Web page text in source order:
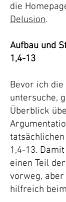
die
Delusion.
Aufbau und
1,4-13
Bevor ich
untersuche,
Überblick
tatsächlichen
1,4-13.
einen Teil
vorweg,
hilfreich